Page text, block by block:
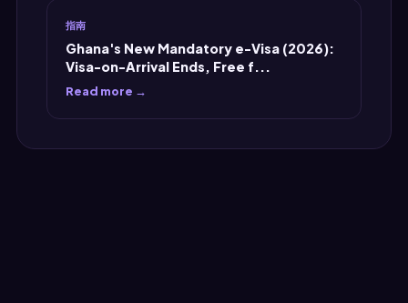
指南
Ghana's New Mandatory e-Visa (2026):
Visa-on-Arrival Ends, Free f...
Read more →